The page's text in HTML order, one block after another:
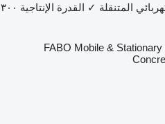
المتنقلة ✓ القدرة الإنتاجية ٣٠٠
FABO Mobile &